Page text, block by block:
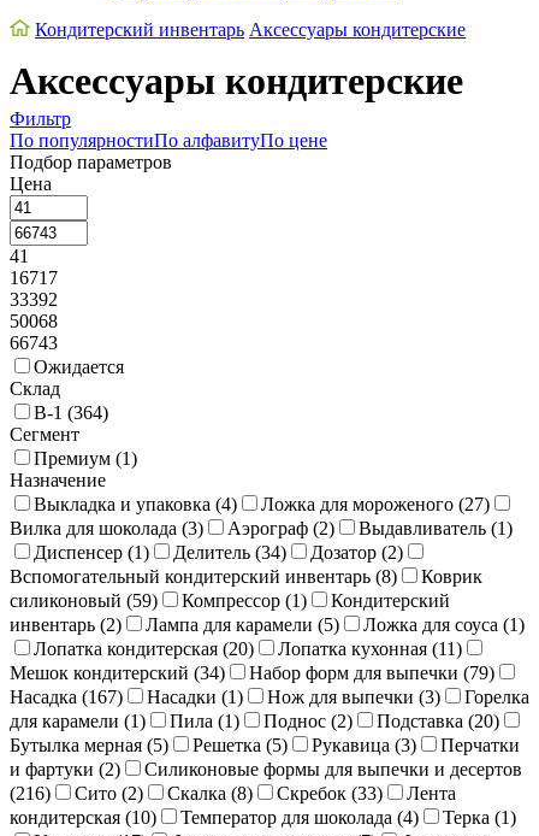
Кондитерский инвентарь Аксессуары кондитерские
Аксессуары кондитерские
Фильтр
По популярностиПо алфавитуПо цене
Подбор параметров
Цена
41
16717
33392
50068
66743
Ожидается
Склад
В-1 (364)
Сегмент
Премиум (1)
Назначение
Выкладка и упаковка (4) Ложка для мороженого (27)
Вилка для шоколада (3) Аэрограф (2) Выдавливатель (1)
Диспенсер (1) Делитель (34) Дозатор (2)
Вспомогательный кондитерский инвентарь (8)
Коврик
силиконовый (59) Компрессор (1)
Кондитерский
инвентарь (2) Лампа для карамели (5) Ложка для соуса (1)
Лопатка кондитерская (20) Лопатка кухонная (11)
Мешок кондитерский (34) Набор форм для выпечки (79)
Насадка (167) Насадки (1) Нож для выпечки (3)
Горелка
для карамели (1) Пила (1) Поднос (2) Подставка (20)
Бутылка мерная (5) Решетка (5) Рукавица (3)
Перчатки
и фартуки (2)
Силиконовые формы для выпечки и десертов
(216) Сито (2) Скалка (8) Скребок (33)
Лента
кондитерская (10) Температор для шоколада (4) Терка (1)